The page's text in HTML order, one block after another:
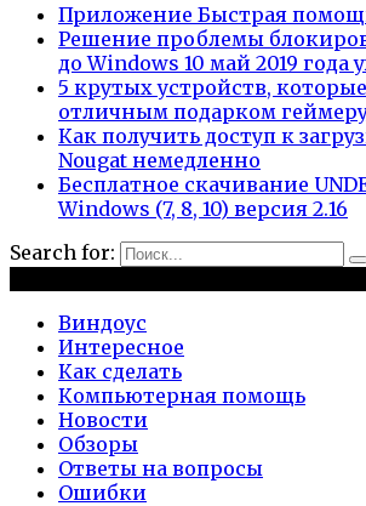
Приложение Быстрая
Решение проблемы
до Windows 10 май 2019 года
5 крутых устройств,
отличным подарком
Как получить доступ к
Nougat немедленно
Бесплатное скачивание
Windows (7, 8, 10) версия 2.16
Search for:
Виндоус
Интересное
Как сделать
Компьютерная помощь
Новости
Обзоры
Ответы на вопросы
Ошибки